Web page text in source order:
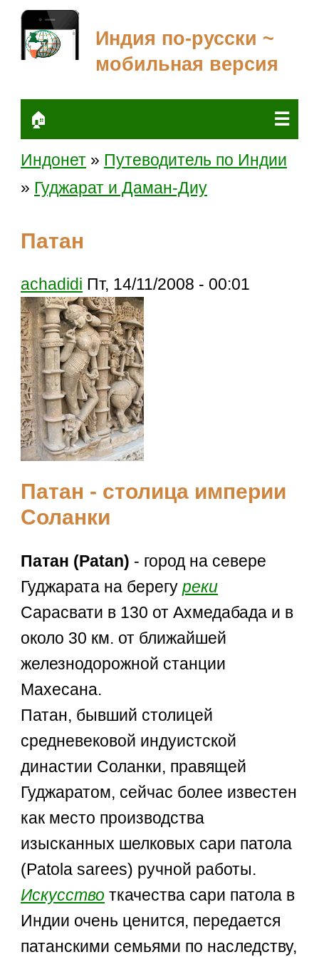
Индия по-русски ~
мобильная версия
🏠 ☰
Индонет » Путеводитель по Индии
» Гуджарат и Даман-Диу
Патан
achadidi Пт, 14/11/2008 - 00:01
Патан - столица империи
Соланки
Патан (Patan) - город на севере
Гуджарата на берегуреки
Сарасвати в 130 от Ахмедабада и в
около 30 км. от ближайшей
железнодорожной станции
Махесана.
Патан, бывший столицей
средневековой индуистской
династии Соланки, правящей
Гуджаратом, сейчас более известен
как место производства
изысканных шелковых сари патола
(Patola sarees) ручной работы.
Искусство ткачества сари патола в
Индии очень ценится, передается
патанскими семьями по наследству,